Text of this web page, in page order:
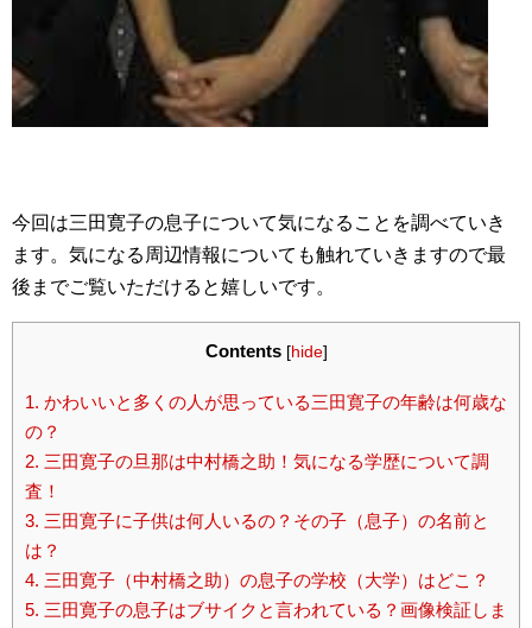
今回は三田寛子の息子について気になることを調べていき
ます。気になる周辺情報についても触れていきますので最
後までご覧いただけると嬉しいです。
Contents [hide]
1. かわいいと多くの人が思っている三田寛子の年齢は何歳な
の？
2. 三田寛子の旦那は中村橋之助！気になる学歴について調
査！
3. 三田寛子に子供は何人いるの？その子（息子）の名前と
は？
4. 三田寛子（中村橋之助）の息子の学校（大学）はどこ？
5. 三田寛子の息子はブサイクと言われている？画像検証しま